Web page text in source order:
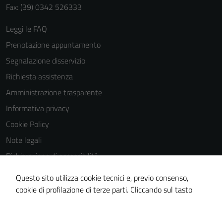
Fax: (39) 0342 526333
Leggi le FAQ
Prenotazione appuntamento
Segnalazione disservizio
Richiesta assistenza
Amministrazione trasparente
Informativa privacy
Cookie Policy
Note legali
Dichiarazione di accessibilità
Dichiarazione di accessibilità Servizi
Whistleblowing
Questo sito utilizza cookie tecnici e, previo consenso,
cookie di profilazione di terze parti. Cliccando sul tasto